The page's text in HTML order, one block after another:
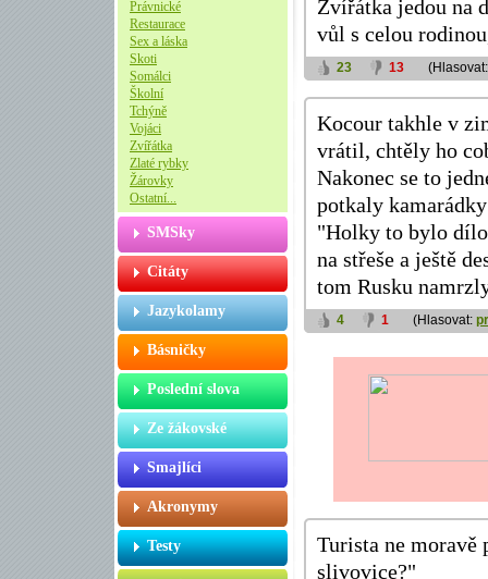
Právnické
Restaurace
Sex a láska
Skoti
Somálci
Školní
Tchýně
Vojáci
Zvířátka
Zlaté rybky
Žárovky
Ostatní...
SMSky
Citáty
Jazykolamy
Básničky
Poslední slova
Ze žákovské
Smajlíci
Akronymy
Testy
Zvířátka jedou na
vůl s celou
23 13
Kocour takhle v
vrátil, chtěly ho
Nakonec se to
potkaly
"Holky to bylo
na střeše a ještě
tom Rusku
4 1 (Hlasovat:
Turista ne moravě
slivovice?"